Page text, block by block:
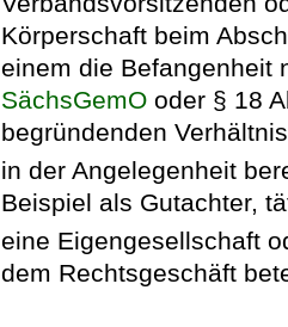
Körperschaft beim
einem die Befangenheit
SächsGemO oder § 18
begründenden
in der Angelegenheit
Beispiel als Gutachter,
eine Eigengesellschaft
dem Rechtsgeschäft